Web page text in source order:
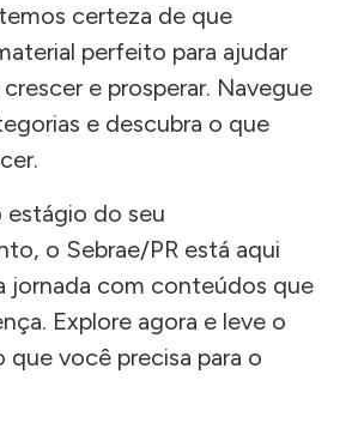
certeza de que
perfeito para ajudar
e prosperar. Navegue
e descubra o que
estágio do seu
o Sebrae/PR está aqui
jornada com conteúdos que
Explore agora e leve o
você precisa para o